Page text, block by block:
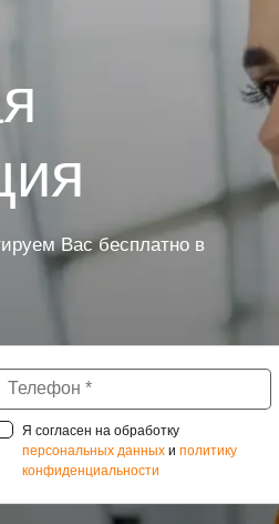
Вас бесплатно в
Я согласен на обработку
персональных данныхи политику
конфиденциальности